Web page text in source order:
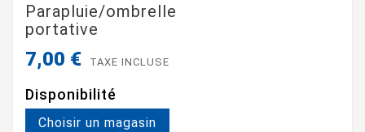
Parapluie/ombrelle
portative
7,00 € TAXE INCLUSE
Disponibilité
Choisir un magasin